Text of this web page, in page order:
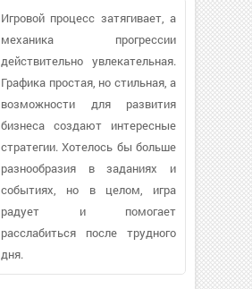
Игровой процесс затягивает, а
механика прогрессии
действительно увлекательная.
Графика простая, но стильная, а
возможности для развития
бизнеса создают интересные
стратегии. Хотелось бы больше
разнообразия в заданиях и
событиях, но в целом, игра
радует и помогает
расслабиться после трудного
дня.